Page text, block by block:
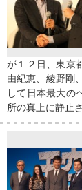
が１２日、東京
由紀恵、綾野剛
して日本最大の
所の真上に静止